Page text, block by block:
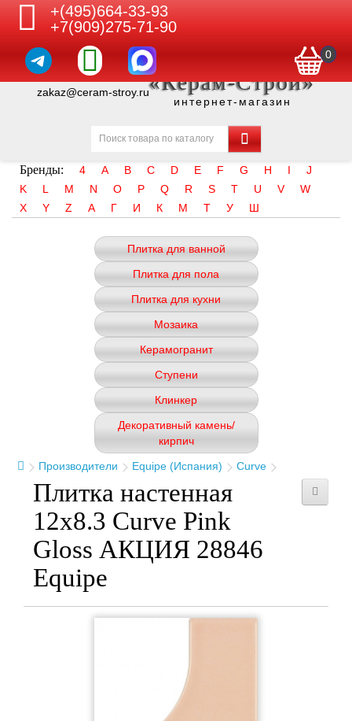
+(495)664-33-93
+7(909)275-71-90
0
zakaz@ceram-stroy.ru«Керам-Строй»
интернет-магазин
Бренды: 4 A B C D E F G H I
J
K
L M N O P Q R S T U V
W
X
Y Z А Г И К М Т У Ш
Плитка для ванной
Плитка для пола
Плитка для кухни
Мозаика
Керамогранит
Ступени
Клинкер
Декоративный камень/
кирпич
Производители
Equipe (Испания) Curve
Плитка настенная
12x8.3 Curve Pink
Gloss АКЦИЯ 28846
Equipe